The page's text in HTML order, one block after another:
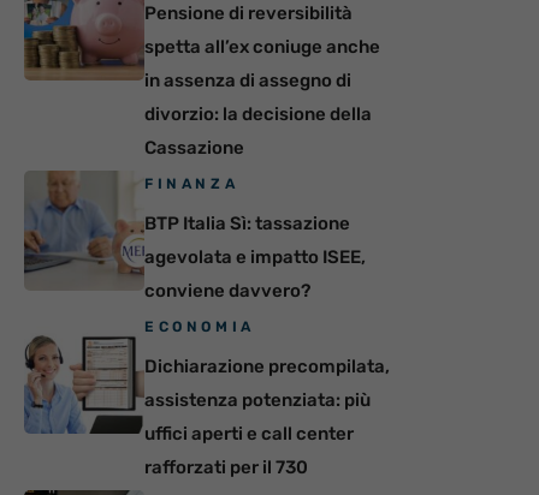
Pensione di reversibilità
spetta all’ex coniuge anche
in assenza di assegno di
divorzio: la decisione della
Cassazione
FINANZA
BTP Italia Sì: tassazione
agevolata e impatto ISEE,
conviene davvero?
ECONOMIA
Dichiarazione precompilata,
assistenza potenziata: più
uffici aperti e call center
rafforzati per il 730